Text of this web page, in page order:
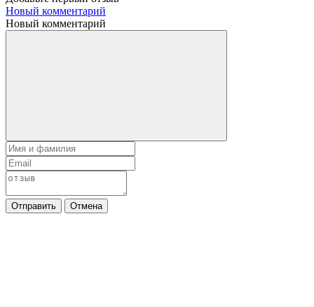
Новый комментарий
Новый комментарий
Отправить Отмена